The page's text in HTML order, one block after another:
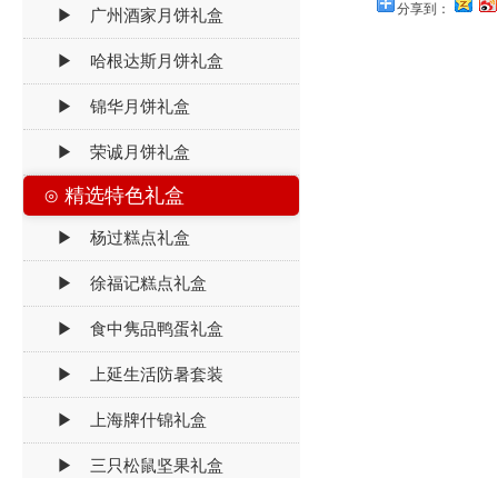
分享到：
▶ 广州酒家月饼礼盒
▶ 哈根达斯月饼礼盒
▶ 锦华月饼礼盒
▶ 荣诚月饼礼盒
⊙ 精选特色礼盒
▶ 杨过糕点礼盒
▶ 徐福记糕点礼盒
▶ 食中隽品鸭蛋礼盒
▶ 上延生活防暑套装
▶ 上海牌什锦礼盒
▶ 三只松鼠坚果礼盒